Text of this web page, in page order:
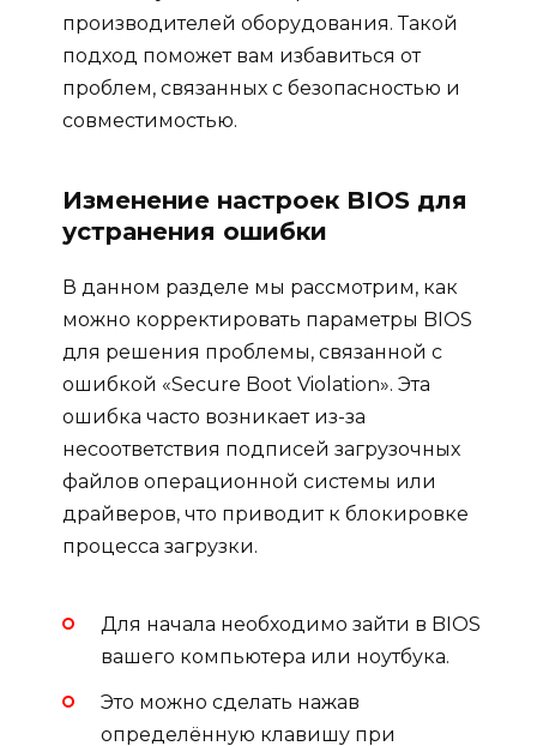
производителей оборудования. Такой
подход поможет вам избавиться от
проблем, связанных с безопасностью и
совместимостью.
Изменение настроек BIOS для
устранения ошибки
В данном разделе мы рассмотрим, как
можно корректировать параметры BIOS
для решения проблемы, связанной с
ошибкой «Secure Boot Violation». Эта
ошибка часто возникает из-за
несоответствия подписей загрузочных
файлов операционной системы или
драйверов, что приводит к блокировке
процесса загрузки.
Для начала необходимо зайти в BIOS
вашего компьютера или ноутбука.
Это можно сделать нажав
определённую клавишу при